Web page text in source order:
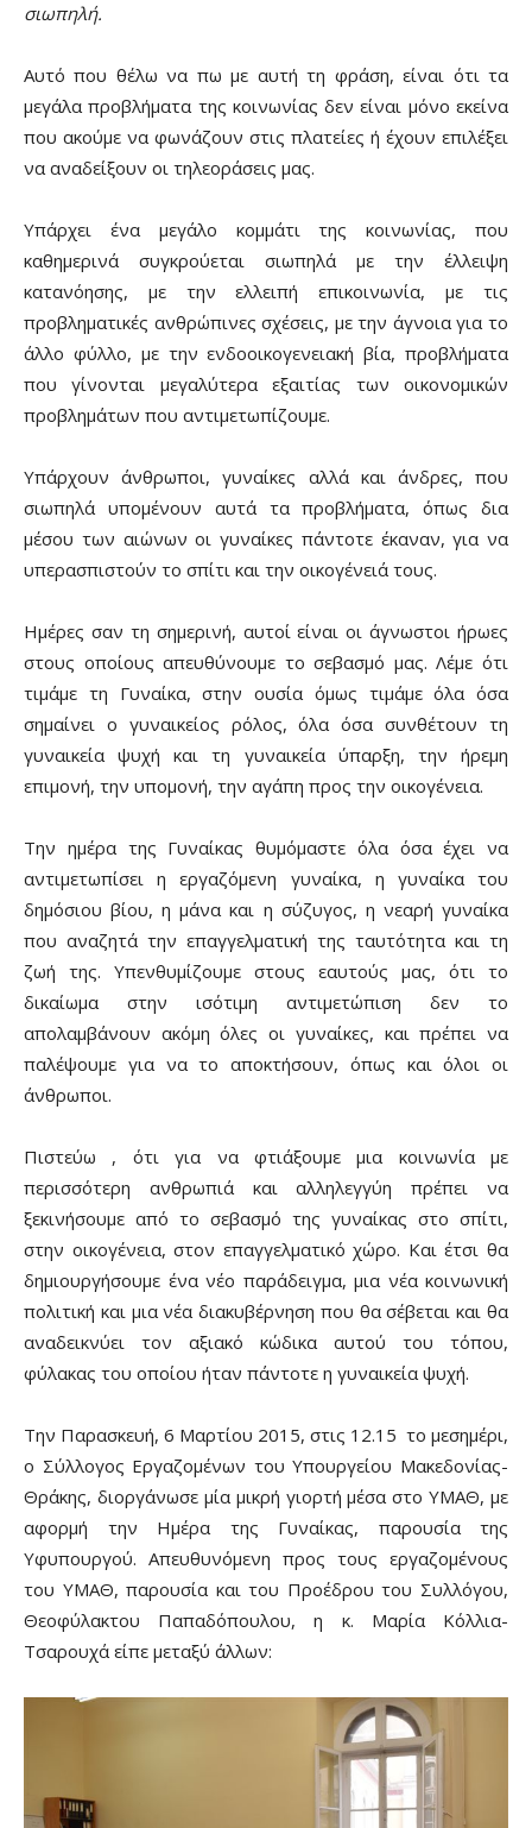
σιωπηλή.
Αυτό που θέλω να πω με αυτή τη φράση, είναι ότι τα
μεγάλα προβλήματα της κοινωνίας δεν είναι μόνο εκείνα
που ακούμε να φωνάζουν στις πλατείες ή έχουν επιλέξει
να αναδείξουν οι τηλεοράσεις μας.
Υπάρχει ένα μεγάλο κομμάτι της κοινωνίας, που
καθημερινά συγκρούεται σιωπηλά με την έλλειψη
κατανόησης, με την ελλειπή επικοινωνία, με τις
προβληματικές ανθρώπινες σχέσεις, με την άγνοια για το
άλλο φύλλο, με την ενδοοικογενειακή βία, προβλήματα
που γίνονται μεγαλύτερα εξαιτίας των οικονομικών
προβλημάτων που αντιμετωπίζουμε.
Υπάρχουν άνθρωποι, γυναίκες αλλά και άνδρες, που
σιωπηλά υπομένουν αυτά τα προβλήματα, όπως δια
μέσου των αιώνων οι γυναίκες πάντοτε έκαναν, για να
υπερασπιστούν το σπίτι και την οικογένειά τους.
Ημέρες σαν τη σημερινή, αυτοί είναι οι άγνωστοι ήρωες
στους οποίους απευθύνουμε το σεβασμό μας. Λέμε ότι
τιμάμε τη Γυναίκα, στην ουσία όμως τιμάμε όλα όσα
σημαίνει ο γυναικείος ρόλος, όλα όσα συνθέτουν τη
γυναικεία ψυχή και τη γυναικεία ύπαρξη, την ήρεμη
επιμονή, την υπομονή, την αγάπη προς την οικογένεια.
Την ημέρα της Γυναίκας θυμόμαστε όλα όσα έχει να
αντιμετωπίσει η εργαζόμενη γυναίκα, η γυναίκα του
δημόσιου βίου, η μάνα και η σύζυγος, η νεαρή γυναίκα
που αναζητά την επαγγελματική της ταυτότητα και τη
ζωή της. Υπενθυμίζουμε στους εαυτούς μας, ότι το
δικαίωμα στην ισότιμη αντιμετώπιση δεν το
απολαμβάνουν ακόμη όλες οι γυναίκες, και πρέπει να
παλέψουμε για να το αποκτήσουν, όπως και όλοι οι
άνθρωποι.
Πιστεύω , ότι για να φτιάξουμε μια κοινωνία με
περισσότερη ανθρωπιά και αλληλεγγύη πρέπει να
ξεκινήσουμε από το σεβασμό της γυναίκας στο σπίτι,
στην οικογένεια, στον επαγγελματικό χώρο. Και έτσι θα
δημιουργήσουμε ένα νέο παράδειγμα, μια νέα κοινωνική
πολιτική και μια νέα διακυβέρνηση που θα σέβεται και θα
αναδεικνύει τον αξιακό κώδικα αυτού του τόπου,
φύλακας του οποίου ήταν πάντοτε η γυναικεία ψυχή.
Την Παρασκευή, 6 Μαρτίου 2015, στις 12.15 το μεσημέρι,
ο Σύλλογος Εργαζομένων του Υπουργείου Μακεδονίας-
Θράκης, διοργάνωσε μία μικρή γιορτή μέσα στο ΥΜΑΘ, με
αφορμή την Ημέρα της Γυναίκας, παρουσία της
Υφυπουργού. Απευθυνόμενη προς τους εργαζομένους
του ΥΜΑΘ, παρουσία και του Προέδρου του Συλλόγου,
Θεοφύλακτου Παπαδόπουλου, η κ. Μαρία Κόλλια-
Τσαρουχά είπε μεταξύ άλλων: